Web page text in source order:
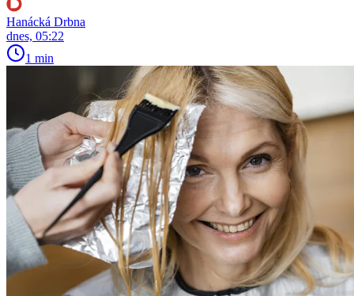
Hanácká Drbna
dnes, 05:22
1 min